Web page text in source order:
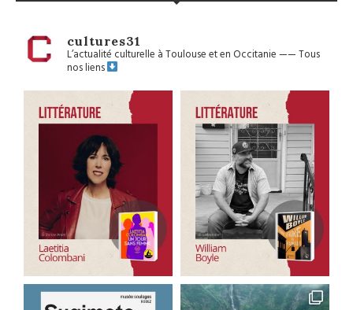
cultures31
L’actualité culturelle à Toulouse et en Occitanie——Tous
nos liens